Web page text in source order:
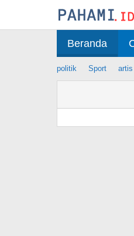
Beranda
politik Sport artis